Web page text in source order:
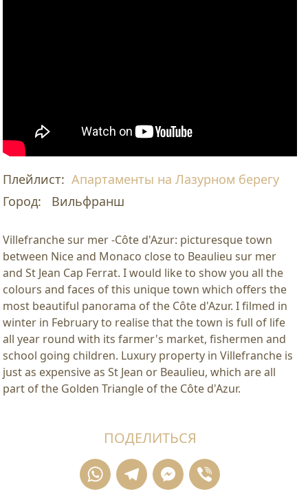
Плейлист: Апартаменты на Лазурном берегу
Город:
Вильфранш
Villefranche sur mer -Côte d'Azur: picturesque town
between Nice and Monaco close to Beaulieu sur mer
and St Jean Cap Ferrat. I would like to show you all the
colours and faces of this unique town which offers the
most beautiful panorama of the Côte d'Azur. I filmed in
winter in February to realise that the town is full of life
all year round with its farmer's market, fishermen and
school going children. Luxury property in Villefranche is
just as expensive as St Jean or Beaulieu, which are all
part of the Golden Triangle of the Côte d'Azur.
ПОДЕЛИТЬСЯ
WhatsApp
Telegram
Messenger